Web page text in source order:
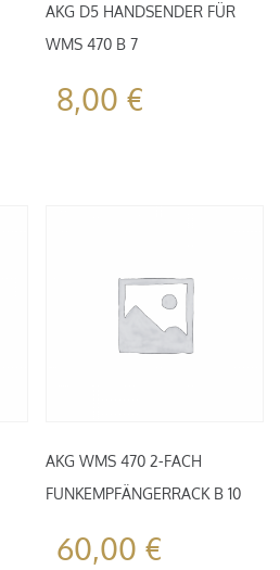
AKG D5 HANDSENDER FÜR
WMS 470 B 7
8,00 €
AKG WMS 470 2-FACH
FUNKEMPFÄNGERRACK B 10
60,00 €